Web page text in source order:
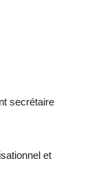
secrétaire
et